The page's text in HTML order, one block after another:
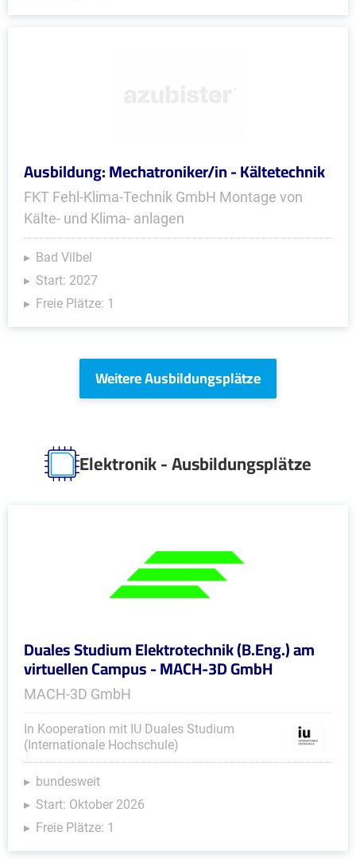
Ausbildung: Mechatroniker/in - Kältetechnik
FKT Fehl-Klima-Technik GmbH Montage von
Kälte- und Klima- anlagen
Bad Vilbel
Start: 2027
Freie Plätze: 1
Weitere Ausbildungsplätze
Elektronik - Ausbildungsplätze
Duales Studium Elektrotechnik (B.Eng.) am
virtuellen Campus - MACH-3D GmbH
MACH-3D GmbH
In Kooperation mit IU Duales Studium
(Internationale Hochschule)
bundesweit
Start: Oktober 2026
Freie Plätze: 1